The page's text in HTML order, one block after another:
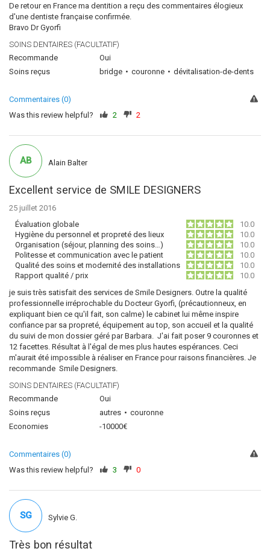
De retour en France ma dentition a reçu des commentaires élogieux
d'une dentiste française confirmée.
Bravo Dr Gyorfi
SOINS DENTAIRES (FACULTATIF)
Recommande
Oui
Soins reçus
bridge couronne dévitalisation-de-dents
Commentaires (0)
Was this review helpful?
2 2
Excellent service de SMILE DESIGNERS
25 juillet 2016
Évaluation globale
10.0
Hygiène du personnel et propreté des lieux
10.0
Organisation (séjour, planning des soins…)
10.0
Politesse et communication avec le patient
10.0
Qualité des soins et modernité des installations
10.0
Rapport qualité / prix
10.0
je suis très satisfait des services de Smile Designers. Outre la qualité
professionnelle irréprochable du Docteur Gyorfi, (précautionneux, en
expliquant bien ce qu'il fait, son calme) le cabinet lui même inspire
confiance par sa propreté, équipement au top, son accueil et la qualité
du suivi de mon dossier géré par Barbara. J'ai fait poser 9 couronnes et
12 facettes. Résultat à l'égal de mes plus hautes espérances. Ceci
m'aurait été impossible à réaliser en France pour raisons financières. Je
recommande Smile Designers.
SOINS DENTAIRES (FACULTATIF)
Recommande
Oui
Soins reçus
autres
couronne
Economies
-10000€
AB Alain Balter
Commentaires (0)
Was this review helpful?
3 0
Très bon résultat
SG Sylvie G.